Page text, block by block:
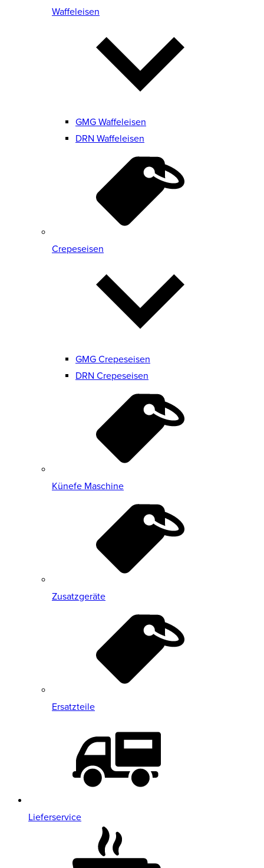
Waffeleisen
GMG Waffeleisen
DRN Waffeleisen
Crepeseisen
GMG Crepeseisen
DRN Crepeseisen
Künefe Maschine
Zusatzgeräte
Ersatzteile
Lieferservice